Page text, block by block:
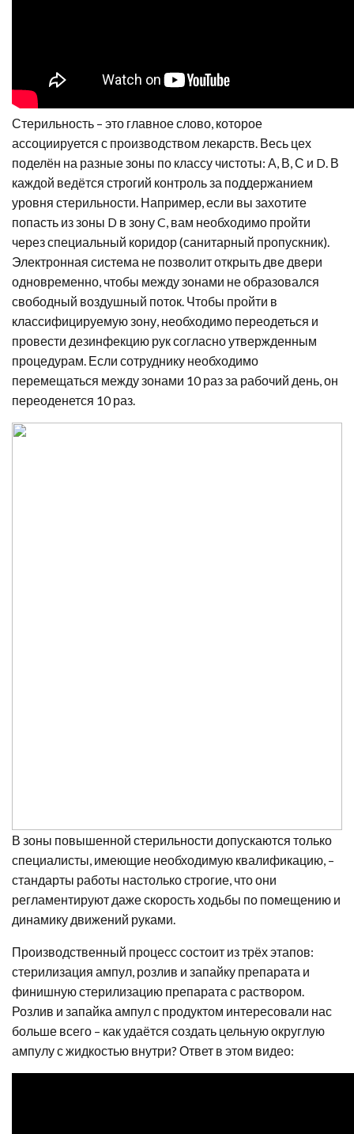
Стерильность – это главное слово, которое
ассоциируется с производством лекарств. Весь цех
поделён на разные зоны по классу чистоты: А, В, С и D. В
каждой ведётся строгий контроль за поддержанием
уровня стерильности. Например, если вы захотите
попасть из зоны D в зону C, вам необходимо пройти
через специальный коридор (санитарный пропускник).
Электронная система не позволит открыть две двери
одновременно, чтобы между зонами не образовался
свободный воздушный поток. Чтобы пройти в
классифицируемую зону, необходимо переодеться и
провести дезинфекцию рук согласно утвержденным
процедурам. Если сотруднику необходимо
перемещаться между зонами 10 раз за рабочий день, он
переоденется 10 раз.
В зоны повышенной стерильности допускаются только
специалисты, имеющие необходимую квалификацию, –
стандарты работы настолько строгие, что они
регламентируют даже скорость ходьбы по помещению и
динамику движений руками.
Производственный процесс состоит из трёх этапов:
стерилизация ампул, розлив и запайку препарата и
финишную стерилизацию препарата с раствором.
Розлив и запайка ампул с продуктом интересовали нас
больше всего – как удаётся создать цельную округлую
ампулу с жидкостью внутри? Ответ в этом видео: